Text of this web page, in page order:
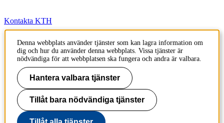
Kontakta KTH
Jobba på KTH
Press och media
Faktura och betalning KTH
Om KTH:s webbplatser
Tillgänglighetsredogörelse
Denna webbplats använder tjänster som kan lagra information om
dig och hur du använder denna webbplats. Vissa tjänster är
nödvändiga för att webbplatsen ska fungera och andra är valbara.
Hantera valbara tjänster
Tillåt bara nödvändiga tjänster